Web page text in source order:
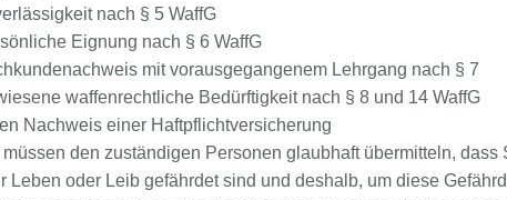
nach § 5 WaffG
Eignung nach § 6 WaffG
mit vorausgegangenem Lehrgang nach § 7
waffenrechtliche Bedürftigkeit nach § 8 und 14 WaffG
Nachweis einer Haftpflichtversicherung
den zuständigen Personen glaubhaft übermitteln,
Leben oder Leib gefährdet sind und deshalb, um diese